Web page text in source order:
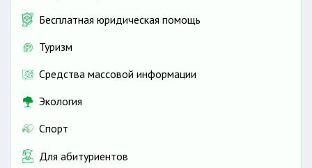
Бесплатная юридическая помощь
Туризм
Средства массовой информации
Экология
Спорт
Для абитуриентов